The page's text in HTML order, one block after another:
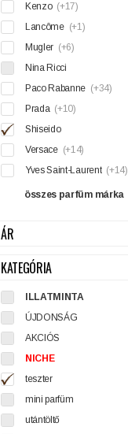
Kenzo (+17)
Lancôme (+1)
Mugler (+6)
Nina Ricci
Paco Rabanne (+34)
Prada (+10)
Shiseido
Versace (+14)
Yves Saint-Laurent (+14)
összes parfüm márka
ÁR
KATEGÓRIA
ILLATMINTA
ÚJDONSÁG
AKCIÓS
NICHE
teszter
mini parfüm
utántöltő